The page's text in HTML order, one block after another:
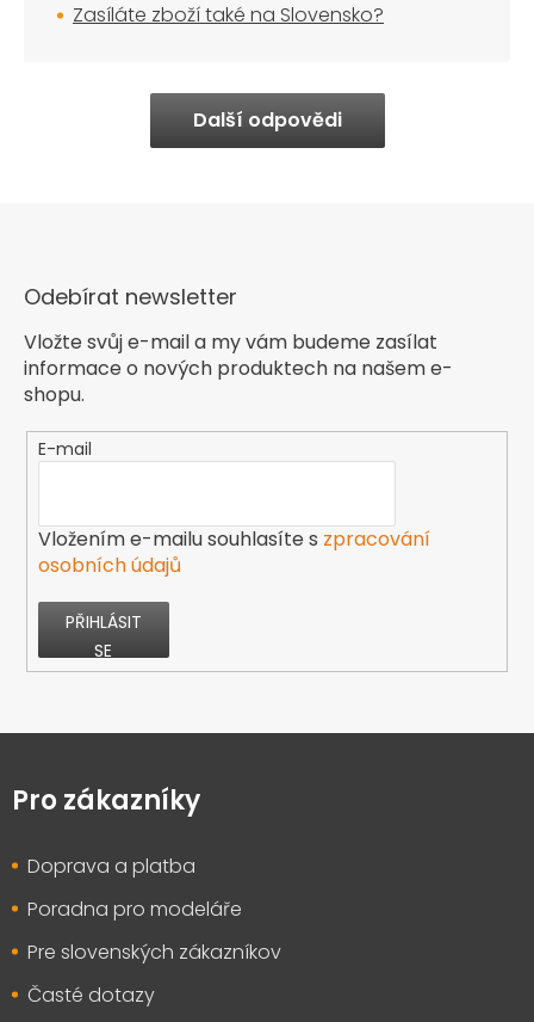
Zasíláte zboží také na Slovensko?
Další odpovědi
Odebírat newsletter
Vložte svůj e-mail a my vám budeme zasílat
informace o nových produktech na našem e-
shopu.
E-mail
Vložením e-mailu souhlasíte s zpracování
osobních údajů
PŘIHLÁSIT
SE
pPro zákazníky
Doprava a platba
Poradna pro modeláře
Pre slovenských zákazníkov
Časté dotazy